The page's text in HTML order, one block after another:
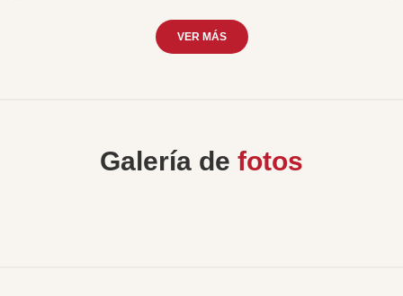
VER MÁS
Galería de fotos